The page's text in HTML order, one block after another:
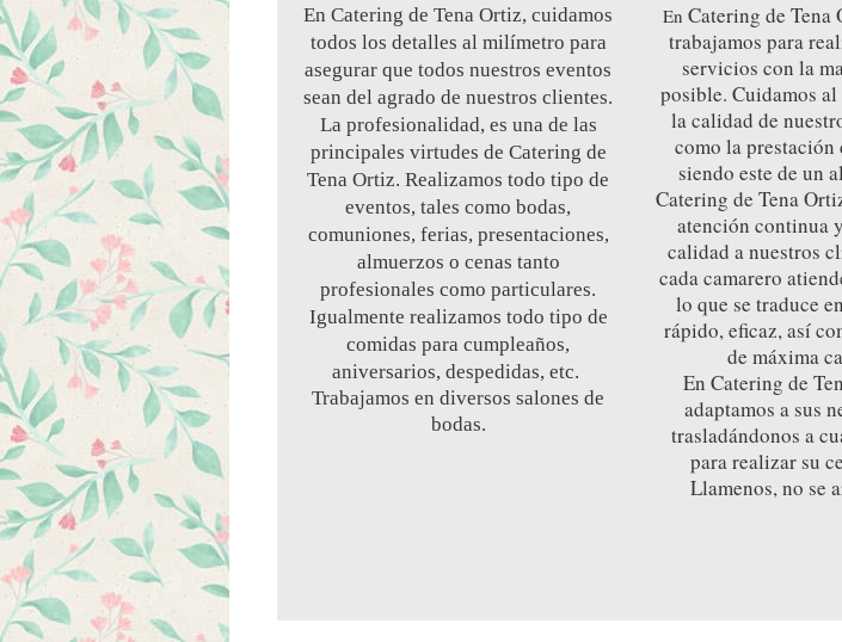
En Catering de Tena Ortiz, cuidamos
todos los detalles al milímetro para
asegurar que todos nuestros eventos
sean del agrado de nuestros clientes.
La profesionalidad, es una de las
principales virtudes de Catering de
Tena Ortiz. Realizamos todo tipo de
eventos, tales como bodas,
comuniones, ferias, presentaciones,
almuerzos o cenas tanto
profesionales como particulares.
Igualmente realizamos todo tipo de
comidas para cumpleaños,
aniversarios, despedidas, etc.
Trabajamos en diversos salones de
bodas.
EnCatering de Tena
trabajamos para
servicios con la
posible. Cuidamos
la calidad de
como la
siendo este de un
Catering de Tena
atención continua
calidad a nuestros
cada camarero
lo que se traduce
rápido, eficaz, así
de máxima
En Catering de
adaptamos a sus
trasladándonos a
para realizar su
Llamenos, no se